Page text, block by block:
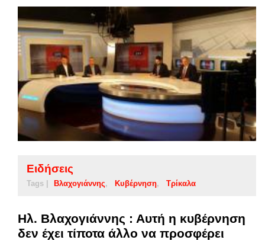
Ειδήσεις
Tags | Βλαχογιάννης Κυβέρνηση Τρίκαλα
Ηλ. Βλαχογιάννης : Αυτή η κυβέρνηση
δεν έχει τίποτα άλλο να προσφέρει